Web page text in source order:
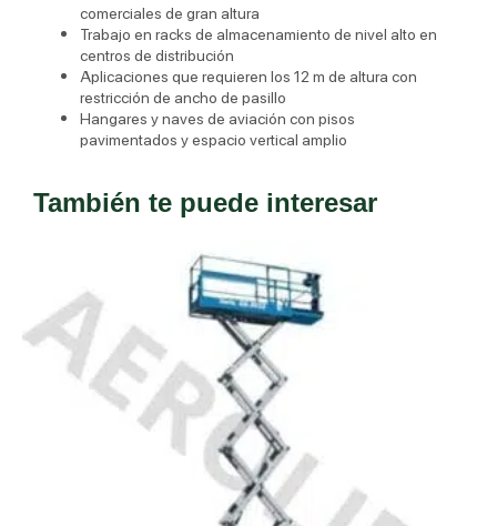
comerciales de gran altura
Trabajo en racks de almacenamiento de nivel alto en
centros de distribución
Aplicaciones que requieren los 12 m de altura con
restricción de ancho de pasillo
Hangares y naves de aviación con pisos
pavimentados y espacio vertical amplio
También te puede interesar